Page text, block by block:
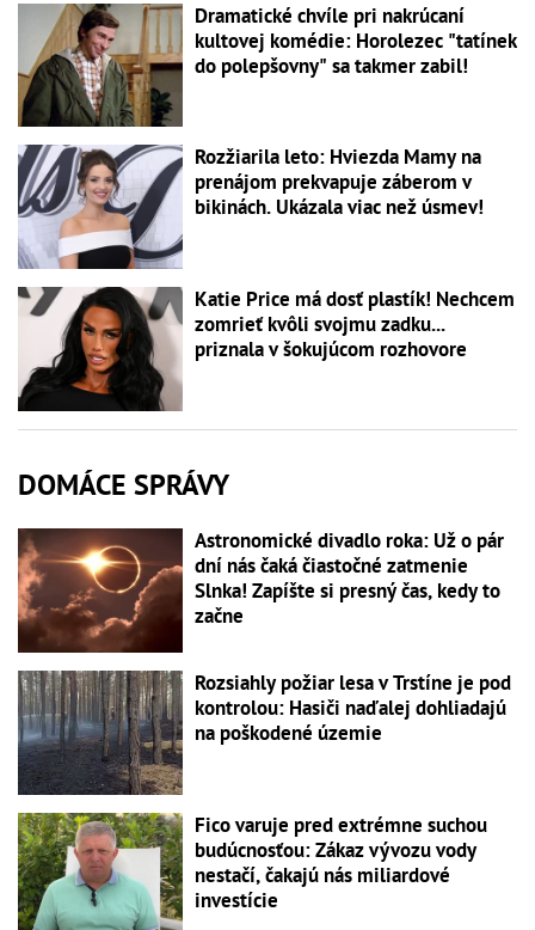
Dramatické chvíle pri nakrúcaní
kultovej komédie: Horolezec "tatínek
do polepšovny" sa takmer zabil!
Rozžiarila leto: Hviezda Mamy na
prenájom prekvapuje záberom v
bikinách. Ukázala viac než úsmev!
Katie Price má dosť plastík! Nechcem
zomrieť kvôli svojmu zadku...
priznala v šokujúcom rozhovore
DOMÁCE SPRÁVY
Astronomické divadlo roka: Už o pár
dní nás čaká čiastočné zatmenie
Slnka! Zapíšte si presný čas, kedy to
začne
Rozsiahly požiar lesa v Trstíne je pod
kontrolou: Hasiči naďalej dohliadajú
na poškodené územie
Fico varuje pred extrémne suchou
budúcnosťou: Zákaz vývozu vody
nestačí, čakajú nás miliardové
investície